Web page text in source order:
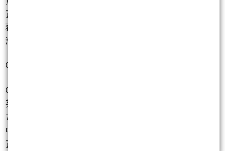
資訊供應服務、以及半導體相關領域的存貨採購等業
務。市場推測，全球算力吃緊，Google可能擴大在台
灣的資料中心建置。
Google台灣昨日則未表示意見。
Google已連兩年申請在台增資。去年3月透過Google
英國子公司來台增資台灣科高工程有限公司，金額約
70億元。經濟部投審會昨日核准七件重大投資案，其
中核准僑外投資三件、核准金額約288.3億元。對外投
資核准四件，金額約9.5億美元。